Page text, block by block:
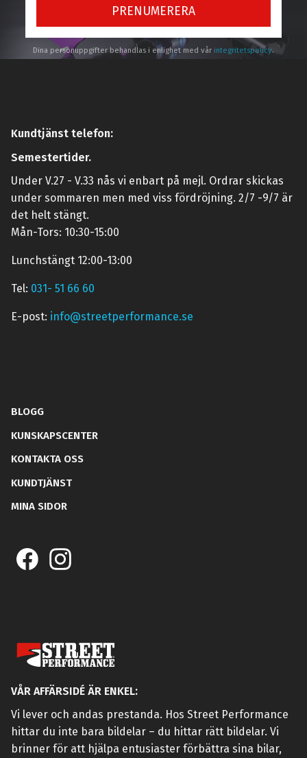
PRENUMERERA
Dina personuppgifter behandlas i enlighet med vår integritetspolicy.
Kundtjänst telefon:
Semestertider.
Under V.27 - V.33 nås vi enbart på mejl. Ordrar skickas
under sommaren men med viss fördröjning. 2/7 -9/7 är
det helt stängt.
Mån-Tors: 10:30-15:00
Lunchstängt 12:00-13:00
Tel: 031- 51 66 60
E-post: info@streetperformance.se
BLOGG
KUNSKAPSCENTER
KONTAKTA OSS
KUNDTJÄNST
MINA SIDOR
VÅR AFFÄRSIDÉ ÄR ENKEL:
Vi lever och andas prestanda. Hos Street Performance
hittar du inte bara bildelar – du hittar rätt bildelar. Vi
brinner för att hjälpa entusiaster förbättra sina bilar,